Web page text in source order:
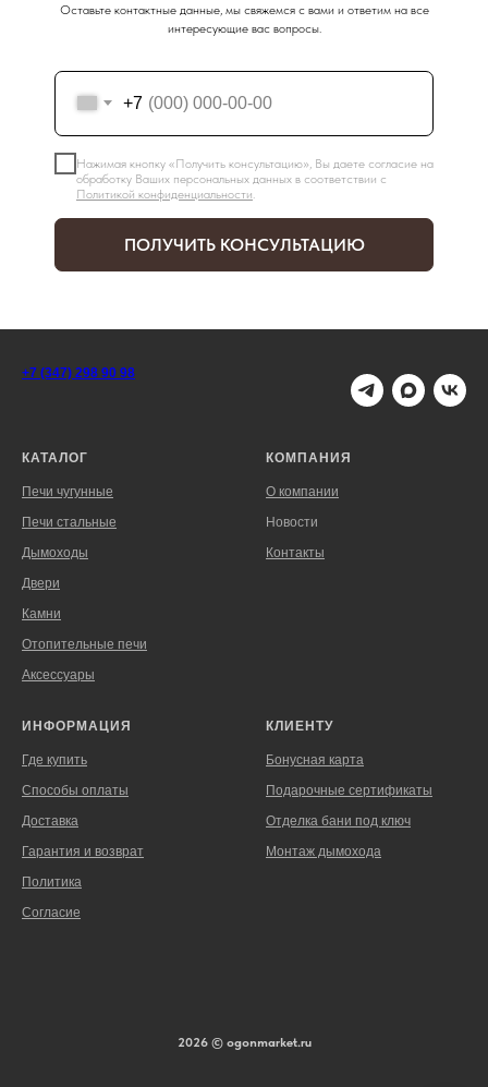
Оставьте контактные данные, мы свяжемся с вами и ответим на все
интересующие вас вопросы.
+7
Нажимая кнопку «Получить консультацию», Вы даете согласие на
обработку Ваших персональных данных в соответствии с
Политикой конфиденциальности
ПОЛУЧИТЬ КОНСУЛЬТАЦИЮ
+7 (347) 298 90 98
КАТАЛОГ
Печи чугунные
Печи стальные
Дымоходы
Двери
Камни
Отопительные печи
Аксессуары
КОМПАНИЯ
О компании
Новости
Контакты
ИНФОРМАЦИЯ
Где купить
Способы оплаты
Доставка
Гарантия и возврат
Политика
Согласие
КЛИЕНТУ
Бонусная карта
Подарочные сертификаты
Отделка бани под ключ
Монтаж дымохода
2026 © ogonmarket.ru